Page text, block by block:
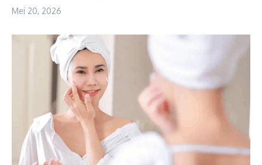
Mei 20, 2026